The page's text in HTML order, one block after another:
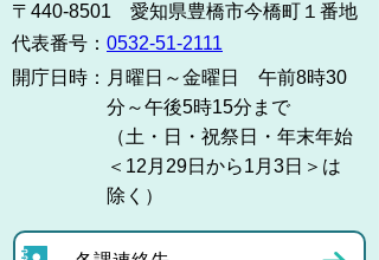
〒440-8501 愛知県豊橋市今橋町１番地
代表番号： 0532-51-2111
開庁日時： 月曜日～金曜日 午前8時30
分～午後5時15分まで
（土・日・祝祭日・年末年始
＜12月29日から1月3日＞は
除く）